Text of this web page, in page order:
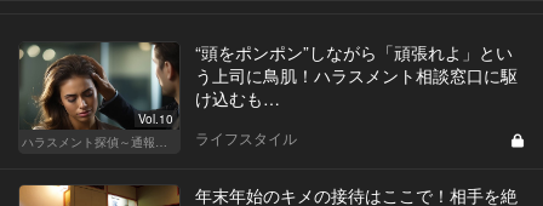
Vol.10
ハラスメント探偵～通報編～
“頭をポンポン”しながら「頑張れよ」とい
う上司に鳥肌！ハラスメント相談窓口に駆
け込むも…
ライフスタイル
年末年始のキメの接待はここで！相手を絶